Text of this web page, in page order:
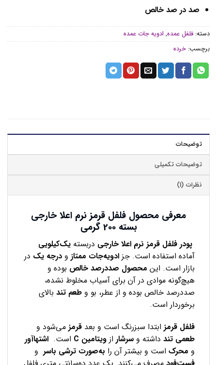
صد در صد خالص
دسته: فلفل عمده, ادویه جات عمده
برچسب: خرده
توضیحات
توضیحات تکمیلی
نظرات (1)
معرفی محصول فلفل قرمز نرم اعلا خارجی
بسته 200 گرمی
پودر فلفل قرمز نرم اعلا خارجی دربسته یک‌کیلویی
آماده استفاده است. جز ادویه‌جات ممتاز و درجه یک در
بازار است. این محصول صددرصد خالص بوده و
هیچ‌گونه موادی در آن برای آسیاب مخلوط نشده،
صددرصد خالص بوده و از عطر، بو و طعم تند بالای
برخوردار است.
فلفل قرمز ابتدا سبزرنگ است و بعد قرمز می‌شود و
طعمی تند داشته و سرشار از ویتامین C است. اشتهاآور
و محرک است و بیشتر آن را به‌صورت ترشی باسر و